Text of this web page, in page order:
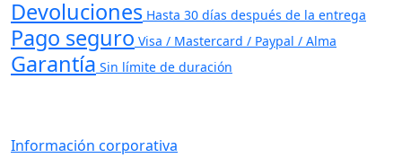
Devoluciones Hasta 30 días después de la entrega
Pago seguro Visa / Mastercard / Paypal / Alma
Garantía Sin límite de duración
Información corporativa